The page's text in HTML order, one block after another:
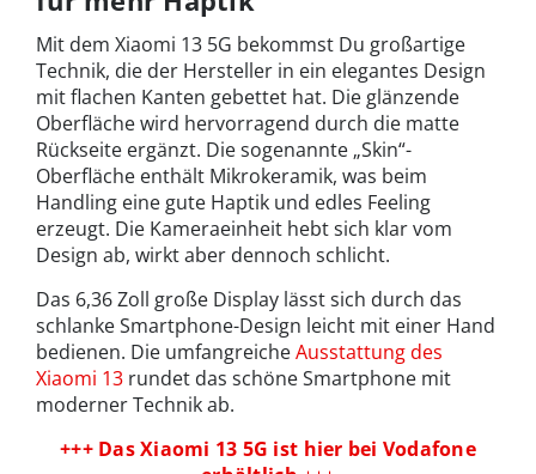
Mit dem Xiaomi 13 5G bekommst Du großartige
Technik, die der Hersteller in ein elegantes Design
mit flachen Kanten gebettet hat. Die glänzende
Oberfläche wird hervorragend durch die matte
Rückseite ergänzt. Die sogenannte „Skin“-
Oberfläche enthält Mikrokeramik, was beim
Handling eine gute Haptik und edles Feeling
erzeugt. Die Kameraeinheit hebt sich klar vom
Design ab, wirkt aber dennoch schlicht.
Das 6,36 Zoll große Display lässt sich durch das
schlanke Smartphone-Design leicht mit einer Hand
bedienen. Die umfangreicheAusstattung des
Xiaomi 13 rundet das schöne Smartphone mit
moderner Technik ab.
+++ Das Xiaomi 13 5G ist hier bei Vodafone